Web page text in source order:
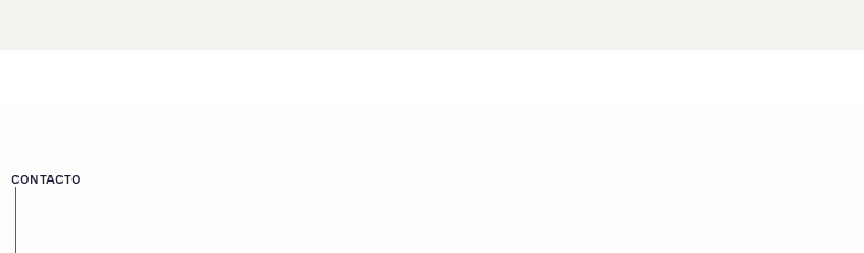
CONTACTO